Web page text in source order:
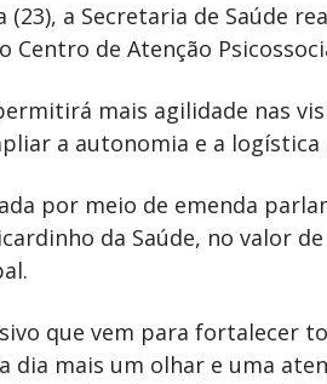
a Secretaria de Saúde
de Atenção
mais agilidade nas
a autonomia e a
por meio de emenda
da Saúde, no valor
que vem para fortalecer
dia mais um olhar e uma